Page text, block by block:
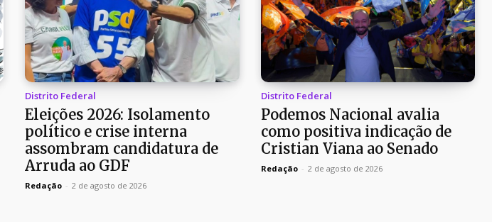
Distrito Federal
Eleições 2026: Isolamento
político e crise interna
assombram candidatura de
Arruda ao GDF
Redação - 2 de agosto de 2026
Distrito Federal
Podemos Nacional avalia
como positiva indicação de
Cristian Viana ao Senado
Redação - 2 de agosto de 2026